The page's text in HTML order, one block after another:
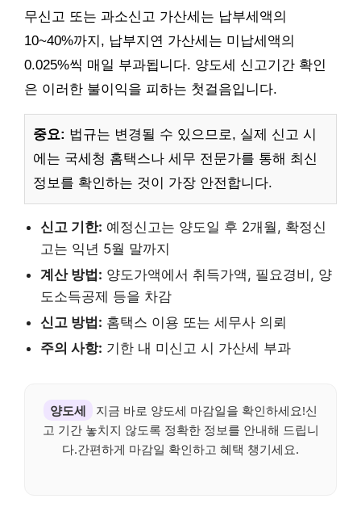
무신고 또는 과소신고 가산세는 납부세액의
10~40%까지, 납부지연 가산세는 미납세액의
0.025%씩 매일 부과됩니다. 양도세 신고기간 확인
은 이러한 불이익을 피하는 첫걸음입니다.
중요: 법규는 변경될 수 있으므로, 실제 신고 시
에는 국세청 홈택스나 세무 전문가를 통해 최신
정보를 확인하는 것이 가장 안전합니다.
신고 기한: 예정신고는 양도일 후 2개월, 확정신
고는 익년 5월 말까지
계산 방법: 양도가액에서 취득가액, 필요경비, 양
도소득공제 등을 차감
신고 방법: 홈택스 이용 또는 세무사 의뢰
주의 사항: 기한 내 미신고 시 가산세 부과
양도세
지금 바로 양도세 마감일을 확인하세요!신
고 기간 놓치지 않도록 정확한 정보를 안내해 드립니
다.간편하게 마감일 확인하고 혜택 챙기세요.